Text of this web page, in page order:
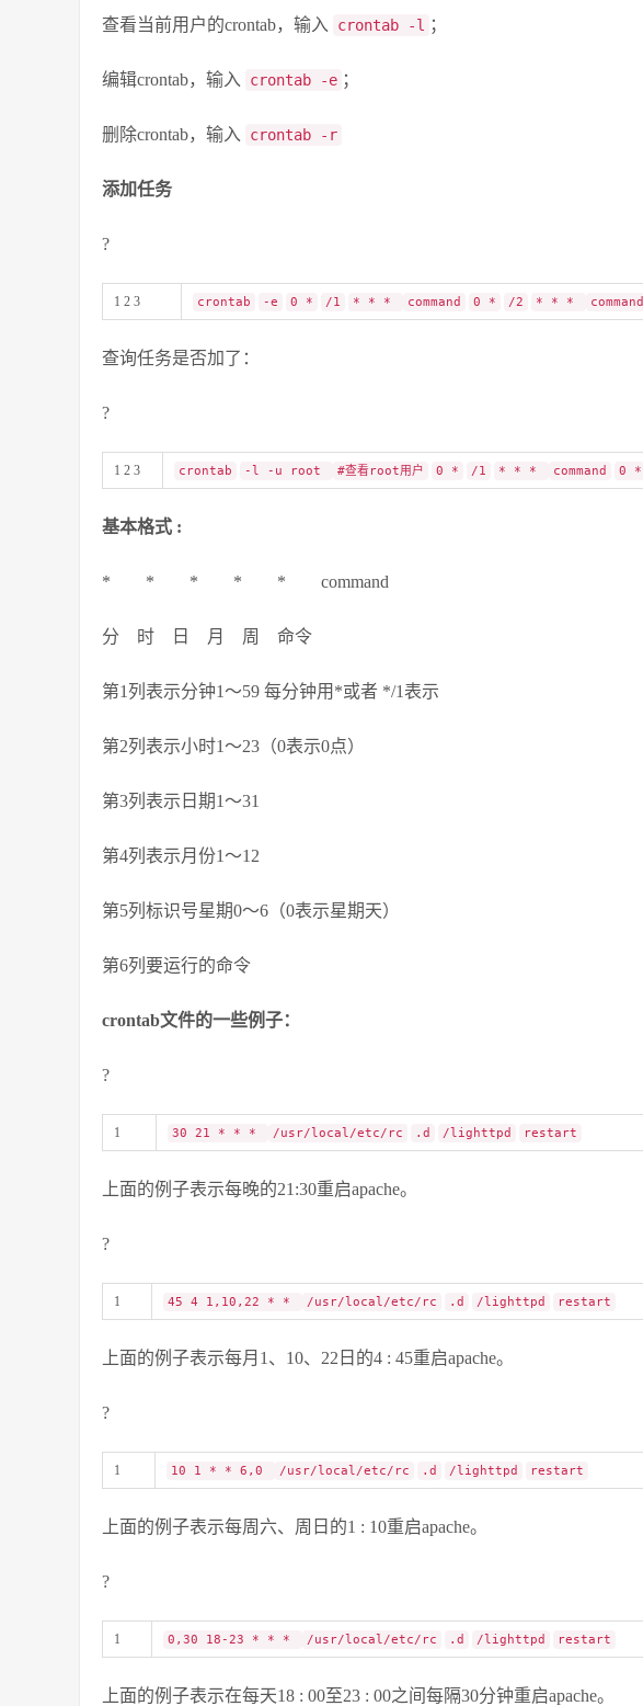
查看当前用户的crontab，输入 crontab -l ；
编辑crontab，输入 crontab -e ；
删除crontab，输入 crontab -r
添加任务
?
1 2 3 crontab -e 0 * /1 * * * command 0 * /2 * * * command
查询任务是否加了：
?
1 2 3 crontab -l -u root #查看root用户 0 * /1 * * * command 0 *
基本格式 :
* * * * * command
分 时 日 月 周 命令
第1列表示分钟1～59 每分钟用*或者 */1表示
第2列表示小时1～23（0表示0点）
第3列表示日期1～31
第4列表示月份1～12
第5列标识号星期0～6（0表示星期天）
第6列要运行的命令
crontab文件的一些例子：
?
1 30 21 * * * /usr/local/etc/rc .d /lighttpd restart
上面的例子表示每晚的21:30重启apache。
?
1 45 4 1,10,22 * * /usr/local/etc/rc .d /lighttpd restart
上面的例子表示每月1、10、22日的4 : 45重启apache。
?
1 10 1 * * 6,0 /usr/local/etc/rc .d /lighttpd restart
上面的例子表示每周六、周日的1 : 10重启apache。
?
1 0,30 18-23 * * * /usr/local/etc/rc .d /lighttpd restart
上面的例子表示在每天18 : 00至23 : 00之间每隔30分钟重启apache。